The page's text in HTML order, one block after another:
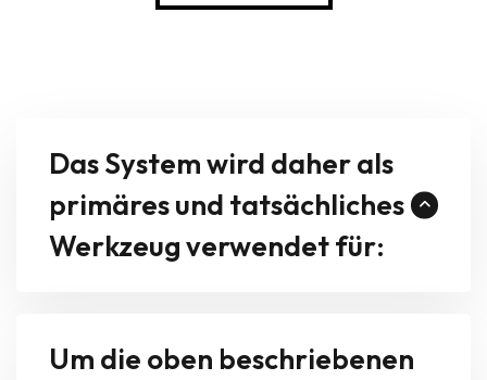
Das System wird daher als
primäres und tatsächliches
Werkzeug verwendet für:
Um die oben beschriebenen